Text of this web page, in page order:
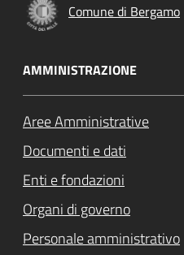
Comune di Bergamo
AMMINISTRAZIONE
Aree Amministrative
Documenti e dati
Enti e fondazioni
Organi di governo
Personale amministrativo